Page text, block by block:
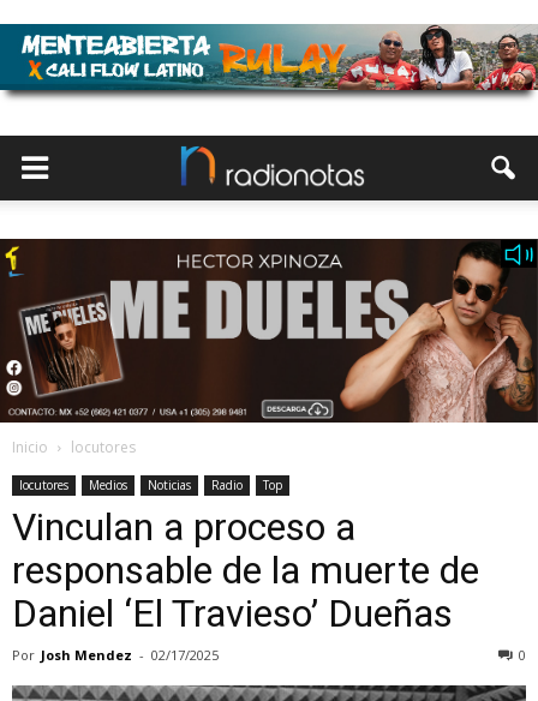
Inicio locutores
locutores Medios Noticias Radio Top
Vinculan a proceso a
responsable de la muerte de
Daniel ‘El Travieso’ Dueñas
Por Josh Mendez - 02/17/2025 0